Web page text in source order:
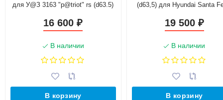
для У@З 3163 "p@triot" rs (d63.5)
16 600₽
В наличии
В корзину
(d63,5) для Hyundai Santa
19 500 ₽
В наличии
В корзину